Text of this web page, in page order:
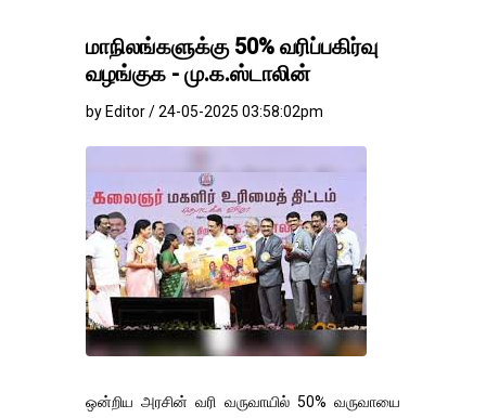
மாநிலங்களுக்கு 50% வரிப்பகிர்வு
வழங்குக - மு.க.ஸ்டாலின்
by Editor / 24-05-2025 03:58:02pm
ஒன்றிய அரசின் வரி வருவாயில் 50% வருவாயை